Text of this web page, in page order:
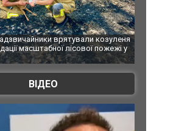
СБУ за сприяння Нацполіції та правоохоронців
Болгарії затримала міжнародного наркобарона.
ФОТО
ВІДЕО